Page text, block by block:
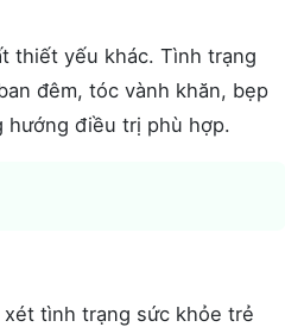
thiết yếu khác. Tình trạng
đêm, tóc vành khăn, bẹp
hướng điều trị phù hợp.
tình trạng sức khỏe trẻ